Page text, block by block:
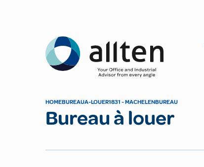
Allten
HOMEBUREAUA-LOUER1831 - MACHELENBUREAU
Bureau à louer